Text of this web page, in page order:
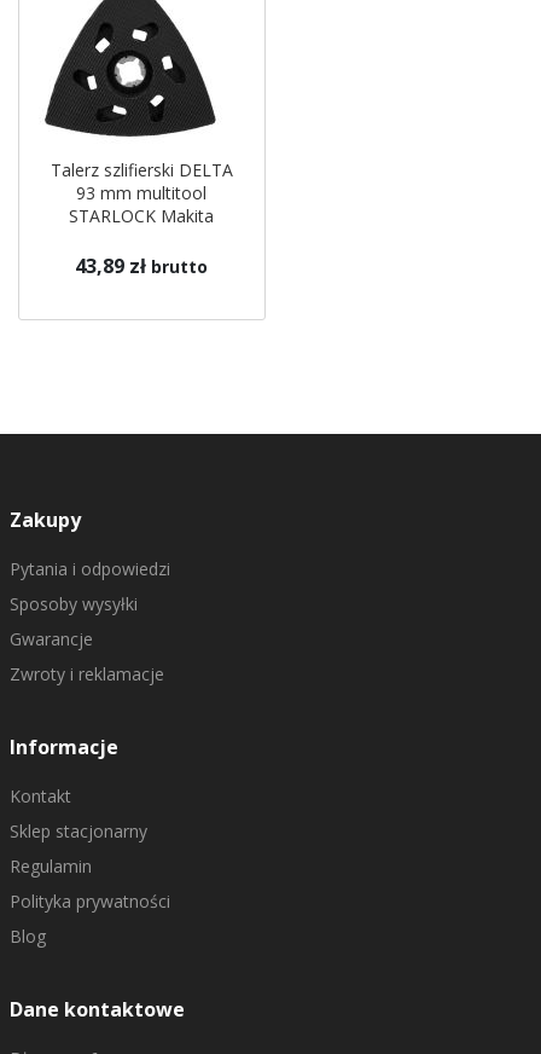
Talerz szlifierski DELTA
93 mm multitool
STARLOCK Makita
43,89 zł brutto
Zakupy
Pytania i odpowiedzi
Sposoby wysyłki
Gwarancje
Zwroty i reklamacje
Informacje
Kontakt
Sklep stacjonarny
Regulamin
Polityka prywatności
Blog
Dane kontaktowe